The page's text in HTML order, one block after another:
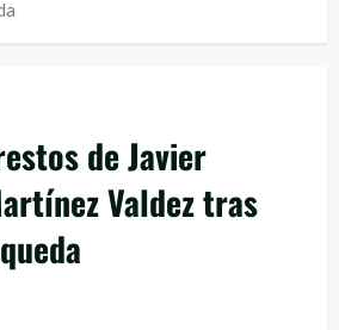
de Javier
Valdez tras